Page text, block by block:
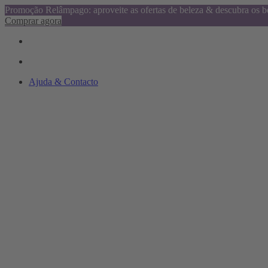
Promoção Relâmpago: aproveite as ofertas de beleza & descubra os
Comprar agora
Ajuda & Contacto